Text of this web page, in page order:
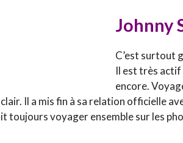
Johnny
C’est surtout
Il est très actif
encore.
Il a mis fin à sa relation officielle
toujours voyager ensemble sur les